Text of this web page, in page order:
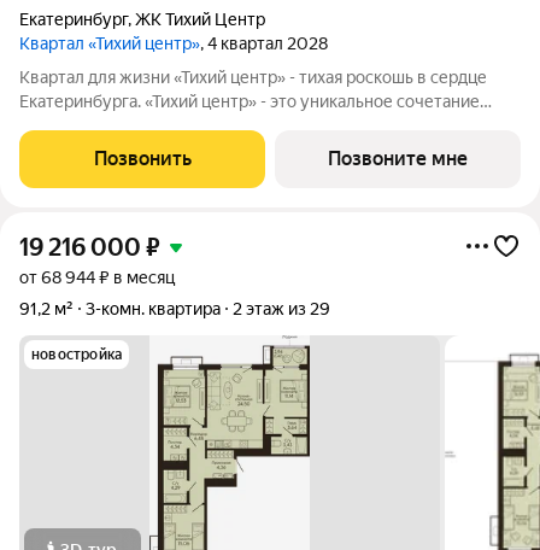
Екатеринбург,ЖК Тихий Центр
Квартал «Тихий центр», 4 квартал 2028
Квартал для жизни «Тихий центр» - тихая роскошь в сердце
Екатеринбурга. «Тихий центр» - это уникальное сочетание
инфраструктуры. Соседство с главными
достопримечательностями, лучшими ресторанами и
Позвонить Позвоните мне
19 216 000 ₽
от 68 944 ₽ в месяц
91,2 м²
3-комн. квартира 2 этаж из 29
новостройка